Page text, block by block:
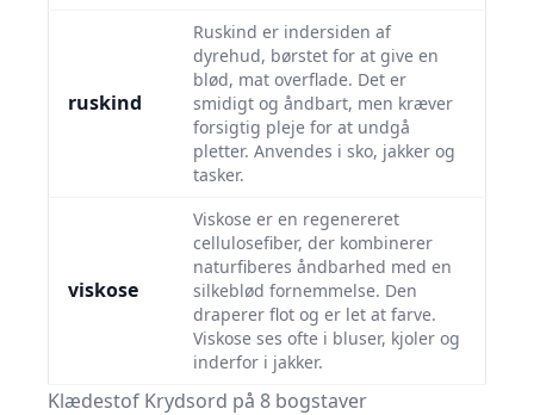
ruskind
Ruskind er indersiden af
dyrehud, børstet for at give en
blød, mat overflade. Det er
smidigt og åndbart, men kræver
forsigtig pleje for at undgå
pletter. Anvendes i sko, jakker og
tasker.
viskose
Viskose er en regenereret
cellulosefiber, der kombinerer
naturfiberes åndbarhed med en
silkeblød fornemmelse. Den
draperer flot og er let at farve.
Viskose ses ofte i bluser, kjoler og
inderfor i jakker.
Klædestof Krydsord på 8 bogstaver